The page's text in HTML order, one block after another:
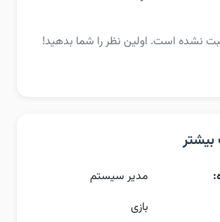
نشده است. اولین نظر را شما بدهید!
بیشتر
مدیر سیستم
بازی